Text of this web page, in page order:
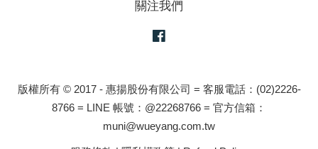
關注我們
版權所有 © 2017 - 惠揚股份有限公司 = 客服電話：(02)2226-
8766 = LINE 帳號：@22268766 = 官方信箱：
muni@wueyang.com.tw